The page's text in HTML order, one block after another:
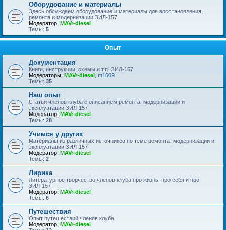
Оборудование и материалы
Здесь обсуждаем оборудование и материалы для восстановления,
ремонта и модернизации ЗИЛ-157
Модератор: MAVr-diesel
Темы: 5
Опыт
Документация
Книги, инструкции, схемы и т.п. ЗИЛ-157
Модераторы: MAVr-diesel m1609
Темы: 35
Наш опыт
Статьи членов клуба с описанием ремонта, модернизации и
эксплуатации ЗИЛ-157
Модератор: MAVr-diesel
Темы: 28
Учимся у других
Материалы из различных источников по теме ремонта, модернизации и
эксплуатации ЗИЛ-157
Модератор: MAVr-diesel
Темы: 2
Лирика
Литературное творчество членов клуба про жизнь, про себя и про
ЗИЛ-157
Модератор: MAVr-diesel
Темы: 6
Путешествия
Опыт путешествий членов клуба
Модератор: MAVr-diesel